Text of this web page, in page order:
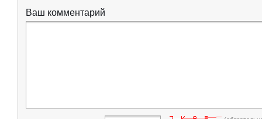
Ваш комментарий